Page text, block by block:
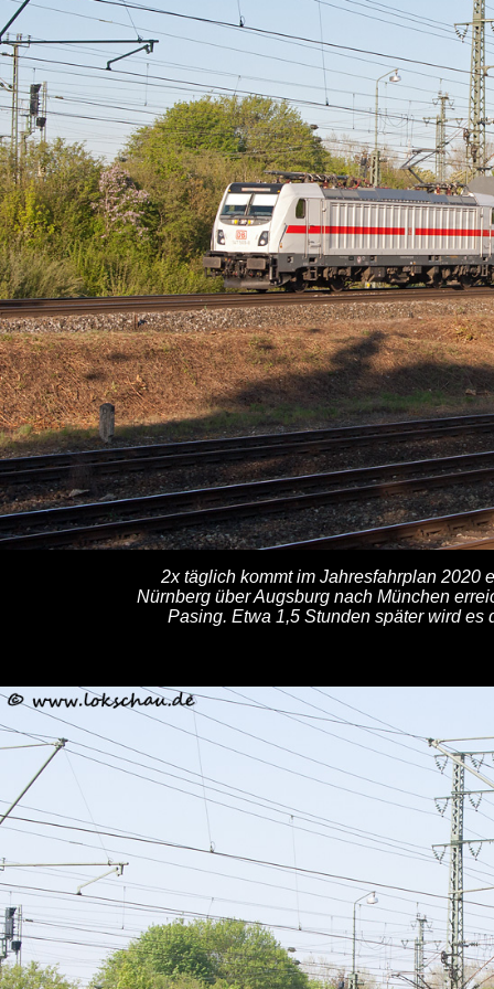
2x täglich kommt im Jahresfahrplan 2020
Nürnberg über Augsburg nach München
Pasing. Etwa 1,5 Stunden später wird